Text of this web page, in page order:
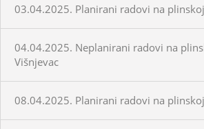
03.04.2025. Planirani radovi na
04.04.2025. Neplanirani radovi na
Višnjevac
08.04.2025. Planirani radovi na